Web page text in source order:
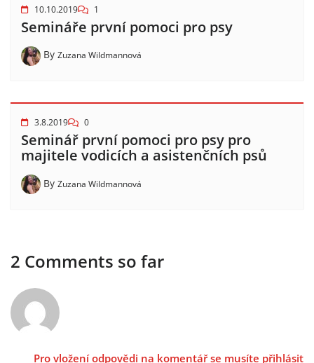
10.10.2019 1
Semináře první pomoci pro psy
By Zuzana Wildmannová
3.8.2019 0
Seminář první pomoci pro psy pro
majitele vodicích a asistenčních psů
By Zuzana Wildmannová
2 Comments so far
Pro vložení odpovědi na komentář se musíte přihlásit